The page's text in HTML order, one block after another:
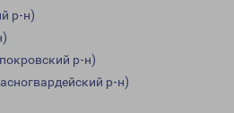
р-н)
р-н)
р-н)